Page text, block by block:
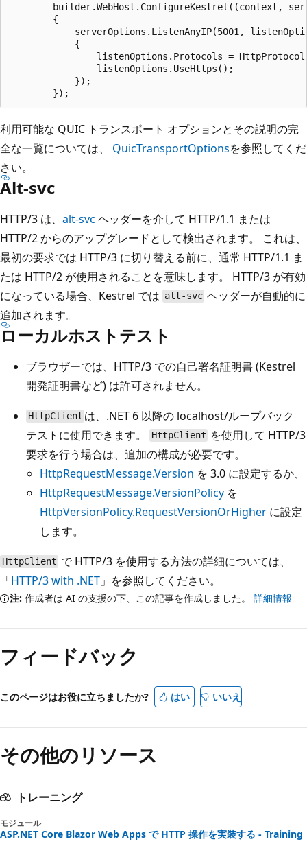
builder.WebHost.ConfigureKestrel((context,
        {
serverOptions.ListenAnyIP(5001,
            {
listenOptions.Protocols =
                listenOptions.UseHttps();
            });
利用可能な QUIC トランスポート オプションとその説明の完
全な一覧については、 QuicTransportOptionsを参照してくだ
さい。
Alt-svc
HTTP/3 は、 alt-svc ヘッダーを介して HTTP/1.1 または
HTTP/2 からのアップグレードとして検出されます。 これは、
最初の要求では HTTP/3 に切り替える前に、通常 HTTP/1.1 ま
たは HTTP/2 が使用されることを意味します。 HTTP/3 が有効
になっている場合、Kestrel では alt-svc ヘッダーが自動的に
追加されます。
ローカルホストテスト
ブラウザーでは、HTTP/3 での自己署名証明書 (Kestrel
開発証明書など) は許可されません。
HttpClient は、.NET 6 以降の localhost/ループバック
テストに使用できます。
HttpClient を使用して HTTP/3
要求を行う場合は、追加の構成が必要です。
HttpRequestMessage.Version を 3.0 に設定するか、
HttpRequestMessage.VersionPolicy を
HttpVersionPolicy.RequestVersionOrHigher に設定
します。
HttpClient で HTTP/3 を使用する方法の詳細については、
「HTTP/3 with .NET 」を参照してください。
注: 作成者は AI の支援の下、この記事を作成しました。 詳細情報
フィードバック
このページはお役に立ちましたか? はい いいえ
その他のリソース
トレーニング
モジュール
ASP.NET Core Blazor Web Apps で HTTP 操作を実装する - Training